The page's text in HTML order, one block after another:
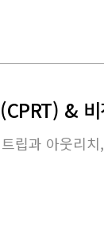
&
립과 아웃리